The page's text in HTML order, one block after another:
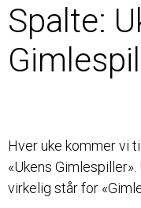
Spalte:
Hver uke kommer vi
«Ukens
virkelig står for